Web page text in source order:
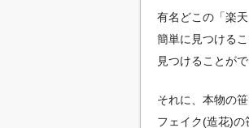
有名どこの「楽
簡単に見つける
見つけることが
それに、本物の
フェイク(造花)の